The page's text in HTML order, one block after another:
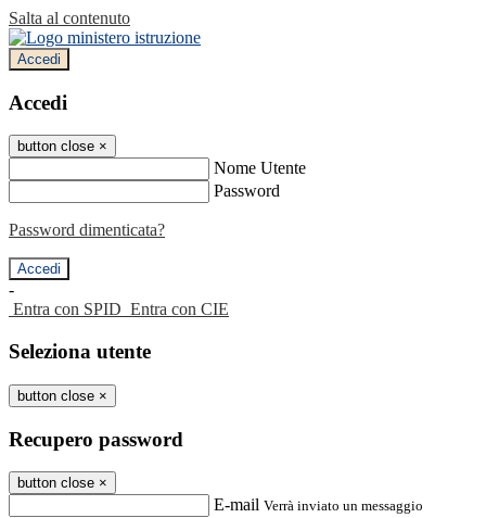
Salta al contenuto
Accedi
Accedi
button close ×
Nome Utente
Password
Password dimenticata?
-
Entra con SPID Entra con CIE
Seleziona utente
button close ×
Recupero password
button close ×
E-mail Verrà inviato un messaggio